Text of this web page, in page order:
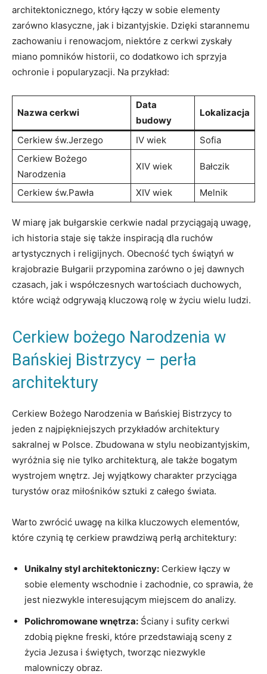
architektonicznego, który ⁣łączy w sobie elementy
zarówno klasyczne, jak i ​bizantyjskie. Dzięki starannemu
zachowaniu i renowacjom, niektóre z cerkwi zyskały
miano pomników historii, co dodatkowo ich sprzyja
ochronie i popularyzacji. Na przykład:
Nazwa cerkwi
Data
budowy
Lokalizacja
Cerkiew św.Jerzego IV wiek
Sofia
Cerkiew Bożego
Narodzenia
XIV​ wiek Bałczik
Cerkiew św.Pawła XIV wiek Melnik
W miarę jak bułgarskie cerkwie nadal przyciągają uwagę,
ich historia⁤ staje się także inspiracją dla ruchów
artystycznych i religijnych. ​Obecność tych świątyń ‍w
krajobrazie Bułgarii przypomina zarówno o jej dawnych
czasach, jak i współczesnych wartościach duchowych,
które wciąż odgrywają kluczową rolę w życiu wielu ludzi.
Cerkiew⁣ bożego Narodzenia‌ w
⁢Bańskiej Bistrzycy – perła
architektury
Cerkiew Bożego Narodzenia w Bańskiej Bistrzycy⁢ to
jeden z najpiękniejszych przykładów architektury
sakralnej w Polsce. Zbudowana w stylu ⁣neobizantyjskim,
wyróżnia się nie tylko architekturą, ale także bogatym
wystrojem⁣ wnętrz. ​Jej wyjątkowy charakter przyciąga
turystów oraz miłośników sztuki z całego świata.
Warto zwrócić uwagę na kilka kluczowych elementów,
które czynią ‍tę cerkiew prawdziwą perłą architektury:
Unikalny styl⁤ architektoniczny: Cerkiew łączy⁤ w
sobie elementy wschodnie i zachodnie, co sprawia, że
jest niezwykle ‍interesującym miejscem do analizy.
Polichromowane ⁢wnętrza: Ściany i sufity cerkwi
zdobią piękne freski, które przedstawiają sceny z
życia Jezusa‍ i świętych, tworząc niezwykle
malowniczy​ obraz.